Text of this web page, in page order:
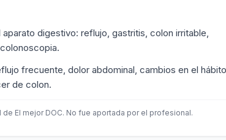
digestivo: reflujo, gastritis, colon irritable,
frecuente, dolor abdominal, cambios en el hábito
de colon.
El mejor DOC. No fue aportada por el profesional.